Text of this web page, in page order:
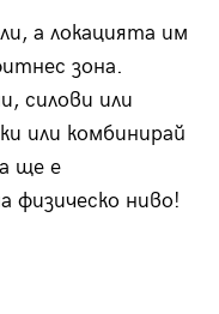
а локацията им
зона.
силови или
или комбинирай
ще е
физическо ниво!